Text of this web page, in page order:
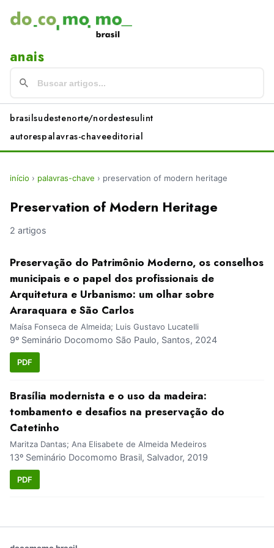
anais
brasilsudestenorte/nordestesulint
autorespalavras-chaveeditorial
início › palavras-chave › preservation of modern heritage
Preservation of Modern Heritage
2 artigos
Preservação do Patrimônio Moderno, os conselhos
municipais e o papel dos profissionais de
Arquitetura e Urbanismo: um olhar sobre
Araraquara e São Carlos
Maísa Fonseca de Almeida; Luis Gustavo Lucatelli
9º Seminário Docomomo São Paulo, Santos, 2024
PDF
Brasília modernista e o uso da madeira:
tombamento e desafios na preservação do
Catetinho
Maritza Dantas; Ana Elisabete de Almeida Medeiros
13º Seminário Docomomo Brasil, Salvador, 2019
PDF